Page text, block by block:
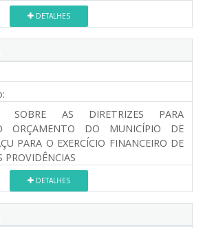
DETALHES
SOBRE AS DIRETRIZES PARA
ORÇAMENTO DO MUNICÍPIO DE
PARA O EXERCÍCIO FINANCEIRO DE
PROVIDÊNCIAS
DETALHES